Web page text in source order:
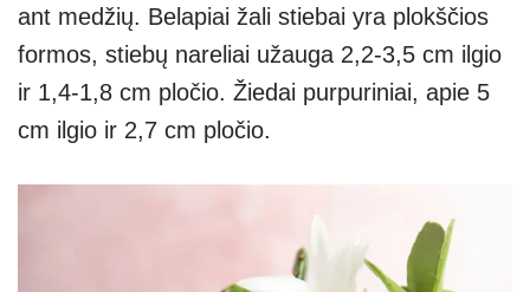
ant medžių. Belapiai žali stiebai yra plokščios
formos, stiebų nareliai užauga 2,2-3,5 cm ilgio
ir 1,4-1,8 cm pločio. Žiedai purpuriniai, apie 5
cm ilgio ir 2,7 cm pločio.